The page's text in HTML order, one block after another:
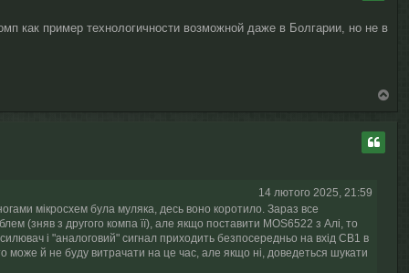
как пример технологичности возможной даже в Болгарии, но не в
14 лютого 2025, 21:59
мікросхем була муляка, десь воно коротило. Зараз все
(зняв з другого компа її), але якщо поставити MOS6522 з Алі, то
і "аналоговий" сигнал приходить безпосередньо на вхід CB1 в
може й не буду витрачати на це час, але якщо ні, доведеться шукати